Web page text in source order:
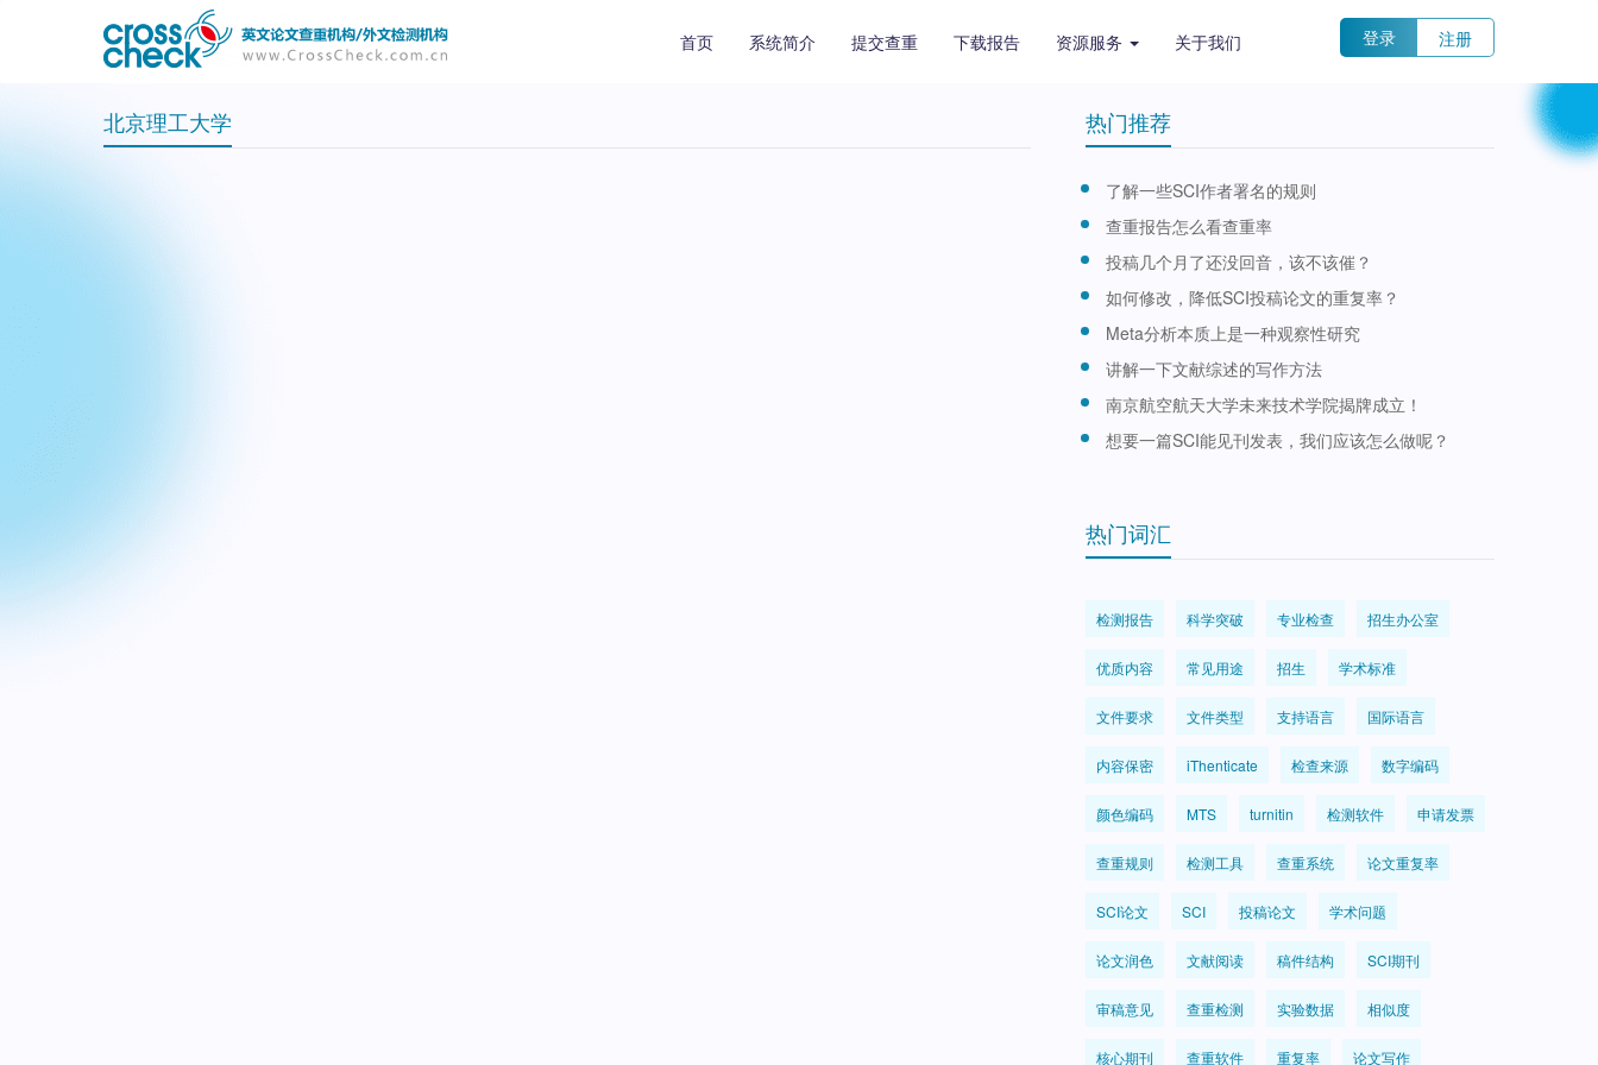
导
航 首页 系统简介 提交查重 下载报告 资源服务 关于我们
account
menu 登录 注册
北京理工大学 热门推荐
了解一些SCI作者署名的规则
查重报告怎么看查重率
投稿几个月了还没回音，该不该催？
如何修改，降低SCI投稿论文的重复率？
Meta分析本质上是一种观察性研究
讲解一下文献综述的写作方法
南京航空航天大学未来技术学院揭牌成立！
想要一篇SCI能见刊发表，我们应该怎么做呢？
热门词汇
检测报告 科学突破 专业检查 招生办公室
优质内容 常见用途 招生 学术标准
文件要求 文件类型 支持语言 国际语言
内容保密 iThenticate 检查来源 数字编码
颜色编码 MTS turnitin 检测软件 申请发票
查重规则 检测工具 查重系统 论文重复率
SCI论文 SCI 投稿论文 学术问题
论文润色 文献阅读 稿件结构 SCI期刊
审稿意见 查重检测 实验数据 相似度
核心期刊 查重软件 重复率 论文写作